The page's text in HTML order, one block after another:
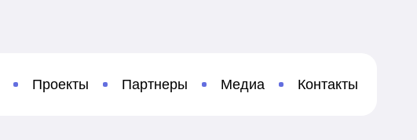
Проекты Партнеры Медиа Контакты